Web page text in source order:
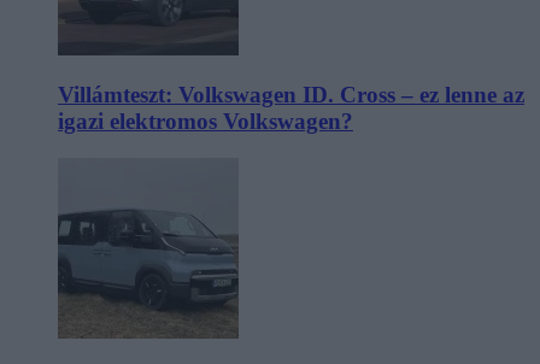
Villámteszt: Volkswagen ID. Cross – ez lenne az
igazi elektromos Volkswagen?